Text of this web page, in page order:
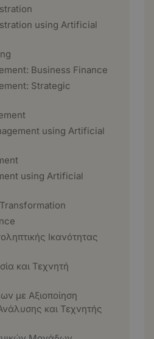
using Artificial
Business Finance
Strategic
using Artificial
using Artificial
Ικανότητας
και Τεχνητή
με Αξιοποίηση
και Τεχνητής